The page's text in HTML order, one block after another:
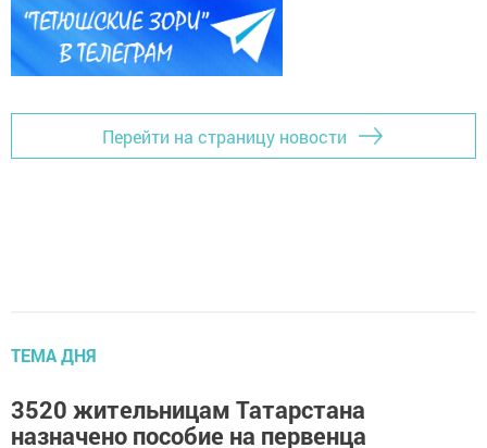
Перейти на страницу новости
ТЕМА ДНЯ
3520 жительницам Татарстана
назначено пособие на первенца